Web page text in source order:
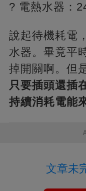
? 電熱水器：
說起待機耗電
水器。畢竟平
掉開關啊。但
只要插頭還插
持續消耗電能
文章未